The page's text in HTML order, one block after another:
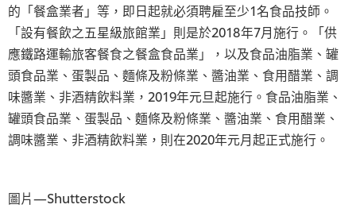
的「餐盒業者」等，即日起就必須聘雇至少1名食品技師。
「設有餐飲之五星級旅館業」則是於2018年7月施行。「供
應鐵路運輸旅客餐食之餐盒食品業」，以及食品油脂業、罐
頭食品業、蛋製品、麵條及粉條業、醬油業、食用醋業、調
味醬業、非酒精飲料業，2019年元旦起施行。食品油脂業、
罐頭食品業、蛋製品、麵條及粉條業、醬油業、食用醋業、
調味醬業、非酒精飲料業，則在2020年元月起正式施行。
圖片—Shutterstock